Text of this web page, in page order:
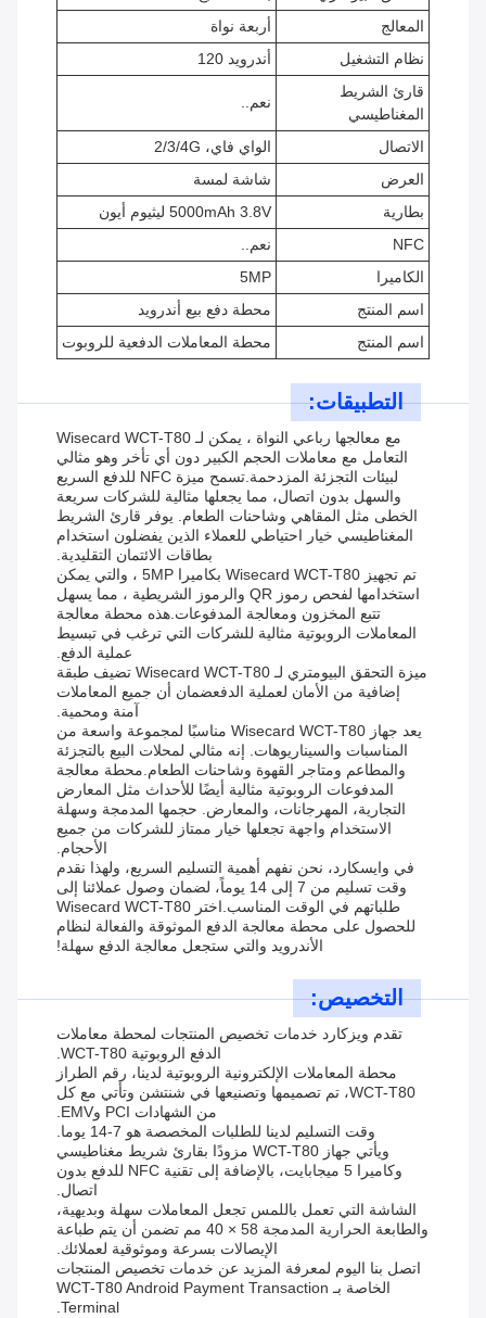
المعالج
أربعة نواة
نظام التشغيل
أندرويد 120
قارئ الشريط
المغناطيسي
نعم..
الاتصال
الواي فاي، 2/3/4G
العرض
شاشة لمسة
بطارية
5000mAh 3.8V ليثيوم أيون
NFC
نعم..
الكاميرا
5MP
اسم المنتج
محطة دفع بيع أندرويد
اسم المنتج
محطة المعاملات الدفعية للروبوت
التطبيقات:
مع معالجها رباعي النواة ، يمكن لـ Wisecard WCT-T80
التعامل مع معاملات الحجم الكبير دون أي تأخر وهو مثالي
لبيئات التجزئة المزدحمة.تسمح ميزة NFC للدفع السريع
والسهل بدون اتصال، مما يجعلها مثالية للشركات سريعة
الخطى مثل المقاهي وشاحنات الطعام. يوفر قارئ الشريط
المغناطيسي خيار احتياطي للعملاء الذين يفضلون استخدام
بطاقات الائتمان التقليدية.
تم تجهيز Wisecard WCT-T80 بكاميرا 5MP ، والتي يمكن
استخدامها لفحص رموز QR والرموز الشريطية ، مما يسهل
تتبع المخزون ومعالجة المدفوعات.هذه محطة معالجة
المعاملات الروبوتية مثالية للشركات التي ترغب في تبسيط
عملية الدفع.
ميزة التحقق البيومتري لـ Wisecard WCT-T80 تضيف طبقة
إضافية من الأمان لعملية الدفعضمان أن جميع المعاملات
آمنة ومحمية.
يعد جهاز Wisecard WCT-T80 مناسبًا لمجموعة واسعة من
المناسبات والسيناريوهات. إنه مثالي لمحلات البيع بالتجزئة
والمطاعم ومتاجر القهوة وشاحنات الطعام.محطة معالجة
المدفوعات الروبوتية مثالية أيضًا للأحداث مثل المعارض
التجارية، المهرجانات، والمعارض. حجمها المدمجة وسهلة
الاستخدام واجهة تجعلها خيار ممتاز للشركات من جميع
الأحجام.
في وايسكارد، نحن نفهم أهمية التسليم السريع، ولهذا نقدم
وقت تسليم من 7 إلى 14 يوماً، لضمان وصول عملائنا إلى
طلباتهم في الوقت المناسب.اختر Wisecard WCT-T80
للحصول على محطة معالجة الدفع الموثوقة والفعالة لنظام
الأندرويد والتي ستجعل معالجة الدفع سهلة!
التخصيص:
تقدم ويزكارد خدمات تخصيص المنتجات لمحطة معاملات
الدفع الروبوتية WCT-T80.
محطة المعاملات الإلكترونية الروبوتية لدينا، رقم الطراز
WCT-T80، تم تصميمها وتصنيعها في شنتشن وتأتي مع كل
من الشهادات PCI وEMV.
وقت التسليم لدينا للطلبات المخصصة هو 7-14 يوما.
ويأتي جهاز WCT-T80 مزودًا بقارئ شريط مغناطيسي
وكاميرا 5 ميجابايت، بالإضافة إلى تقنية NFC للدفع بدون
اتصال.
الشاشة التي تعمل باللمس تجعل المعاملات سهلة وبديهية،
والطابعة الحرارية المدمجة 58 × 40 مم تضمن أن يتم طباعة
الإيصالات بسرعة وموثوقية لعملائك.
اتصل بنا اليوم لمعرفة المزيد عن خدمات تخصيص المنتجات
الخاصة بـ WCT-T80 Android Payment Transaction
Terminal.